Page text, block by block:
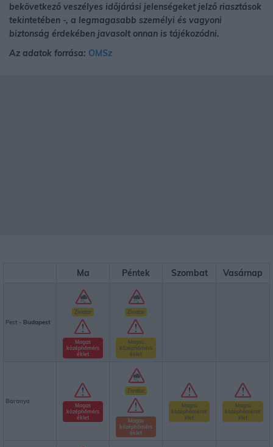
bekövetkező veszélyes időjárási jelenségeket jelző riasztások
tekintetében -, a legmagasabb személyi és vagyoni
biztonság érdekében javasolt onnan is tájékozódni.
Az adatok forrása: OMSz
Ma Péntek Szombat Vasárnap
Pest - Budapest
Zivatar
Magas
középhőmérs
éklet
Zivatar
Magas
középhőmérs
éklet
Baranya
Magas
középhőmérs
éklet
Zivatar
Magas
középhőmérs
éklet
Magas
középhőmérsé
klet
Magas
középhőmérsé
klet